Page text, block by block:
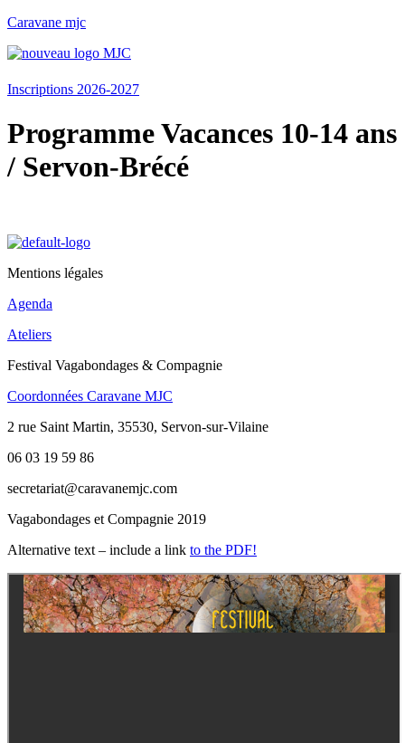
Caravane mjc
Inscriptions 2026-2027
Programme Vacances 10-14 ans
/ Servon-Brécé
Mentions légales
Agenda
Ateliers
Festival Vagabondages & Compagnie
Coordonnées Caravane MJC
2 rue Saint Martin, 35530, Servon-sur-Vilaine
06 03 19 59 86
secretariat@caravanemjc.com
Vagabondages et Compagnie 2019
Alternative text – include a link to the PDF!